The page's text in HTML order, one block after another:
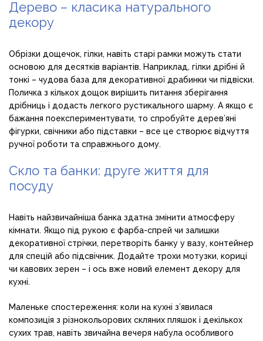
Дерево – класика натурального
декору
Обрізки дощечок, гілки, навіть старі рамки можуть стати
основою для десятків варіантів. Наприклад, гілки дрібні й
тонкі – чудова база для декоративної драбинки чи підвіски.
Поличка з кількох дощок вирішить питання зберігання
дрібниць і додасть легкого рустикального шарму. А якщо є
бажання поекспериментувати, то спробуйте дерев’яні
фігурки, свічники або підставки – все це створює відчуття
ручної роботи та справжнього дому.
Скло та банки: друге життя для
посуду
Навіть найзвичайніша банка здатна змінити атмосферу
кімнати. Якщо під рукою є фарба-спрей чи залишки
декоративної стрічки, перетворіть банку у вазу, контейнер
для спецій або підсвічник. Додайте трохи мотузки, кориці
чи кавових зерен – і ось вже новий елемент декору для
кухні.
Маленьке спостереження: коли на кухні з’явилася
композиція з різнокольорових скляних пляшок і декількох
сухих трав, навіть звичайна вечеря набула особливого